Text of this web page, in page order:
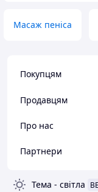
Масаж пеніса
Покупцям
Продавцям
Про нас
Партнери
Тема - світла